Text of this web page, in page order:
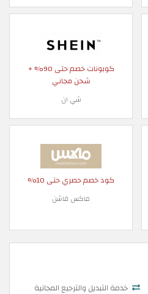
كوبونات خصم حتى 90% +
شحن مجاني
شي ان
كود خصم حصري حتى 10%
ماكس فاشن
خدمة التبديل والترجيع المجانية